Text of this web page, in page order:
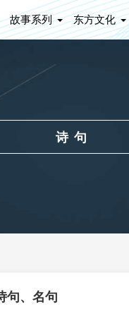
故事系列 东方文化
诗句
句、名句